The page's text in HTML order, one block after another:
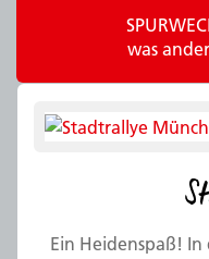
was
Ein Heidenspaß! In